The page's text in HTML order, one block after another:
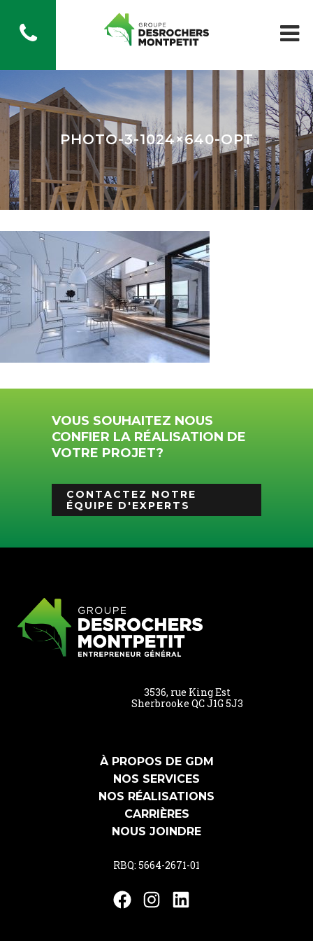
PHOTO-3-1024×640-OPT
VOUS SOUHAITEZ NOUS
CONFIER LA RÉALISATION DE
VOTRE PROJET?
CONTACTEZ NOTRE
ÉQUIPE D'EXPERTS
3536, rue King Est
Sherbrooke QC J1G 5J3
À PROPOS DE GDM
NOS SERVICES
NOS RÉALISATIONS
CARRIÈRES
NOUS JOINDRE
RBQ: 5664-2671-01
Facebook
Instagram
LinkedIn